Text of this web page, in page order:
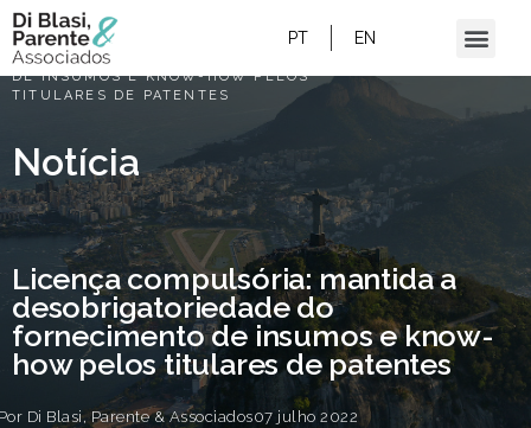
PT EN
HOME/
LICENÇA COMPULSÓRIA: MANTIDA A
DESOBRIGATORIEDADE DO FORNECIMENTO
DE INSUMOS E KNOW-HOW PELOS
TITULARES DE PATENTES
Notícia
Licença compulsória: mantida a
desobrigatoriedade do
fornecimento de insumos e know-
how pelos titulares de patentes
Di Blasi, Parente & Associados07 julho 2022